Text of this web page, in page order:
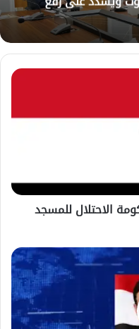
الاحتلال للمسجد